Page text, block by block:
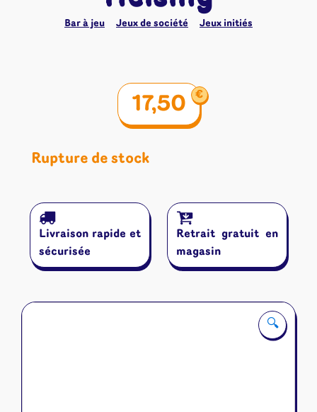
🔍
Bar à jeu Jeux de société Jeux initiés
17,50 €
Rupture de stock
Livraison rapide et
sécurisée
Retrait gratuit en
magasin